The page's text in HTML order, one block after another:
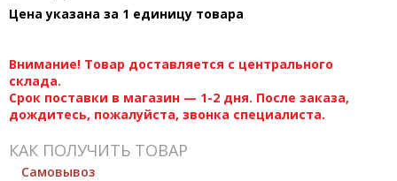
Цена указана за 1 единицу товара
Внимание! Товар доставляется с центрального
склада.
Срок поставки в магазин — 1-2 дня. После заказа,
дождитесь, пожалуйста, звонка специалиста.
КАК ПОЛУЧИТЬ ТОВАР
Самовывоз